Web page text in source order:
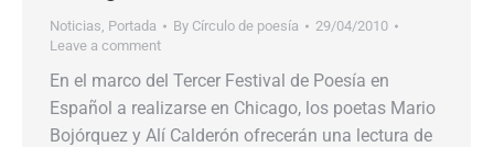
Noticias, Portada By Círculo de poesía
29/04/2010
Leave a comment
En el marco del Tercer Festival de Poesía en
Español a realizarse en Chicago, los poetas Mario
Bojórquez y Alí Calderón ofrecerán una lectura de